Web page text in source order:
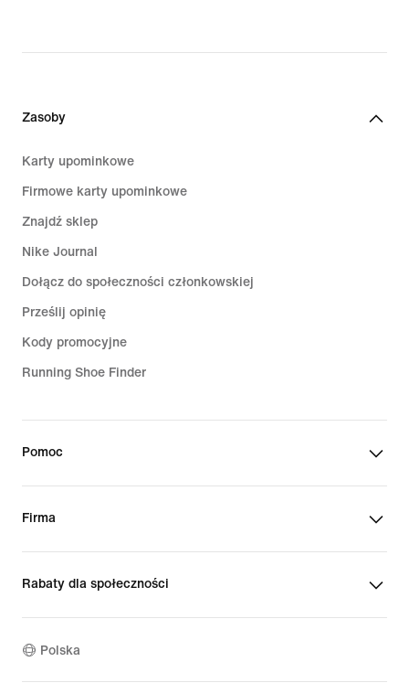
Zasoby
Karty upominkowe
Firmowe karty upominkowe
Znajdź sklep
Nike Journal
Dołącz do społeczności członkowskiej
Prześlij opinię
Kody promocyjne
Running Shoe Finder
Pomoc
Firma
Rabaty dla społeczności
Polska